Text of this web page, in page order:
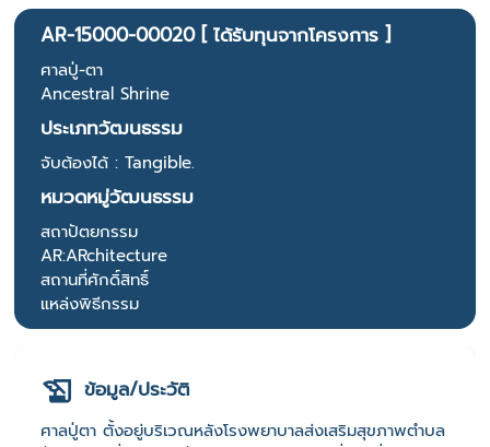
AR-15000-00020 [ ได้รับทุนจากโครงการ ]
ศาลปู่-ตา
Ancestral Shrine
ประเภทวัฒนธรรม
จับต้องได้ : Tangible.
หมวดหมู่วัฒนธรรม
สถาปัตยกรรม
AR:ARchitecture
สถานที่ศักดิ์สิทธิ์
แหล่งพิธีกรรม
ข้อมูล/ประวัติ
ศาลปู่ตา ตั้งอยู่บริเวณหลังโรงพยาบาลส่งเสริมสุขภาพตำบล